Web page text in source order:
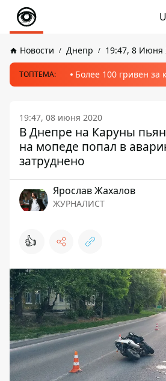
Новости Днепр 19:47, 8 Июня
ТОПТЕМА: Более 100 гривен
19:47, 08 июня 2020
В Днепре на Каруны
на мопеде попал в
затруднено
Ярослав Жахалов
ЖУРНАЛИСТ
👍